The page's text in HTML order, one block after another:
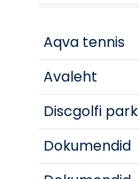
Aqva tennis
Avaleht
Discgolfi park
Dokumendid